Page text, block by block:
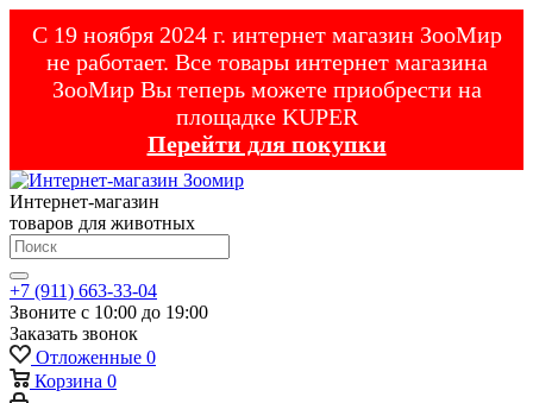
С 19 ноября 2024 г. интернет магазин ЗооМир
не работает. Все товары интернет магазина
ЗооМир Вы теперь можете приобрести на
площадке KUPER
Перейти для покупки
Интернет-магазин
товаров для животных
+7 (911) 663-33-04
Звоните с 10:00 до 19:00
Заказать звонок
Отложенные 0
Корзина 0